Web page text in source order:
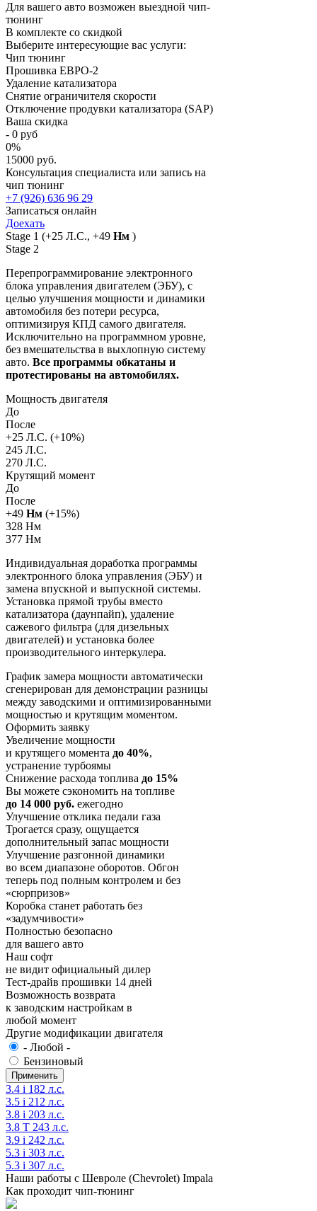
Для вашего авто возможен выездной чип-
тюнинг
В комплекте со скидкой
Выберите интересующие вас услуги:
Чип тюнинг
Прошивка ЕВРО-2
Удаление катализатора
Снятие ограничителя скорости
Отключение продувки катализатора (SAP)
Ваша скидка
- 0 руб
0%
15000 руб.
Консультация специалиста или запись на
чип тюнинг
+7 (926) 636 96 29
Записаться онлайн
Доехать
Stage 1 (+25 Л.С., +49 Нм )
Stage 2
Перепрограммирование электронного
блока управления двигателем (ЭБУ), с
целью улучшения мощности и динамики
автомобиля без потери ресурса,
оптимизируя КПД самого двигателя.
Исключительно на программном уровне,
без вмешательства в выхлопную систему
авто. Все программы обкатаны и
протестированы на автомобилях.
Мощность двигателя
До
После
+25 Л.С. (+10%)
245 Л.С.
270 Л.С.
Крутящий момент
До
После
+49 Нм (+15%)
328 Нм
377 Нм
Индивидуальная доработка программы
электронного блока управления (ЭБУ) и
замена впускной и выпускной системы.
Установка прямой трубы вместо
катализатора (даунпайп), удаление
сажевого фильтра (для дизельных
двигателей) и установка более
производительного интеркулера.
График замера мощности автоматически
сгенерирован для демонстрации разницы
между заводскими и оптимизированными
мощностью и крутящим моментом.
Оформить заявку
Увеличение мощности
и крутящего момента до 40%,
устранение турбоямы
Снижение расхода топлива до 15%
Вы можете сэкономить на топливе
до 14 000 руб. ежегодно
Улучшение отклика педали газа
Трогается сразу, ощущается
дополнительный запас мощности
Улучшение разгонной динамики
во всем диапазоне оборотов. Обгон
теперь под полным контролем и без
«сюрпризов»
Коробка станет работать без
«задумчивости»
Полностью безопасно
для вашего авто
Наш софт
не видит официальный дилер
Тест-драйв прошивки 14 дней
Возможность возврата
к заводским настройкам в
любой момент
Другие модификации двигателя
- Любой -
Бензиновый
3.4 i 182 л.с.
3.5 i 212 л.с.
3.8 i 203 л.с.
3.8 T 243 л.с.
3.9 i 242 л.с.
5.3 i 303 л.с.
5.3 i 307 л.с.
Наши работы с Шевроле (Chevrolet) Impala
Как проходит чип-тюнинг